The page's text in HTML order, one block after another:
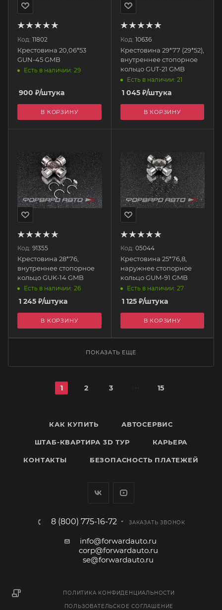
Код: 11802
Крестовина 20,06*53
GUN-45 GMB
Есть в наличии: 29
900 ₽/штука
В КОРЗИНУ
Код: 10636
Крестовина 29*77 (29*52),
внутреннее стопорное
кольцо GUT-21 GMB
Есть в наличии: 21
1 045₽/штука
В КОРЗИНУ
Код: 91355
Крестовина 28*76,
внутреннее стопорное
кольцо GUK-14 GMB
Есть в наличии: 26
1 245 ₽/штука
В КОРЗИНУ
Код: 05044
Крестовина 25*76,8,
наружнее стопорное
кольцо GUM-91 GMB
Есть в наличии: 27
1 125₽/штука
В КОРЗИНУ
ПОКАЗАТЬ ЕЩЕ
1 2 3 15
КАК КУПИТЬ АВТОСЕРВИС
ШТАБ-КВАРТИРА 3D ТУР КАРЬЕРА
КОНТАКТЫ БЕЗОПАСНОСТЬ ПЛАТЕЖЕЙ
8 (800) 775-16-72 ЗАКАЗАТЬ ЗВОНОК
info@forwardauto.ru
corp@forwardauto.ru
se@forwardauto.ru
ПОЛИТИКА КОНФИДЕНЦИАЛЬНОСТИ
ПОЛЬЗОВАТЕЛЬСКОЕ СОГЛАШЕНИЕ